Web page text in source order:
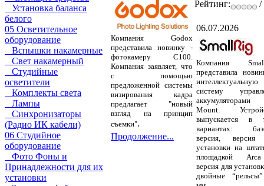
Установка баланса
белого
05 Осветительное
оборудование
Вспышки накамерные
Свет накамерный
Студийные
осветители
Комплекты света
Лампы
Синхронизаторы
(Радио ИК кабели)
06 Студийное
оборудование
Фото Фоны и
Принадлежности для их
установки
Компания Godox
представила новинку -
фотокамеру C100.
Компания заявляет, что
с помощью
предложенной системы
визирования кадра
предлагает "новый
взгляд на принцип
съемки".
Продолжение...
Рейтинг:
/
06.07.2026
Компания
представила
интеллектуальную
систему
Mount.
выпускается в
вариантах:
версия, версия
установки на
площадкой
версия для
двойные